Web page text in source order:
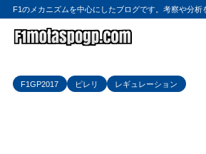
F1のメカニズムを中心にしたブログです。考察や分析
F1GP2017 ピレリ レギュレーション